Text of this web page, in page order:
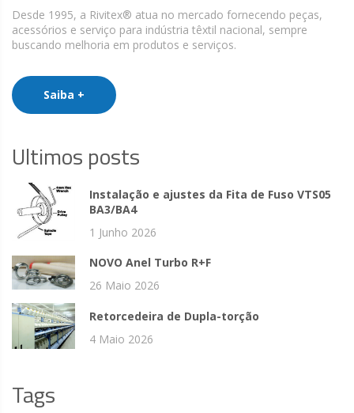
Desde 1995, a Rivitex® atua no mercado fornecendo peças,
acessórios e serviço para indústria têxtil nacional, sempre
buscando melhoria em produtos e serviços.
Saiba +
Ultimos posts
Instalação e ajustes da Fita de Fuso VTS05
BA3/BA4
1 Junho 2026
NOVO Anel Turbo R+F
26 Maio 2026
Retorcedeira de Dupla-torção
4 Maio 2026
Tags